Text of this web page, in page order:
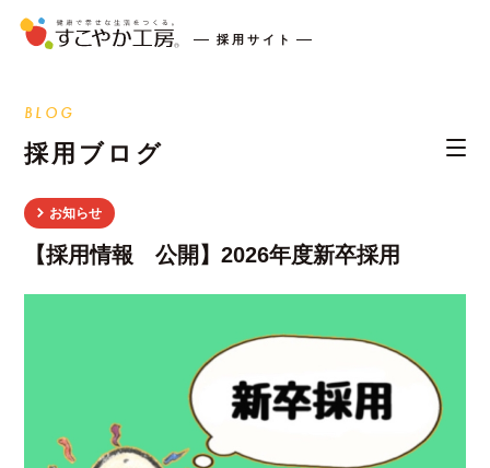
採用サイト
BLOG
採用ブログ
お知らせ
【採用情報 公開】2026年度新卒採用